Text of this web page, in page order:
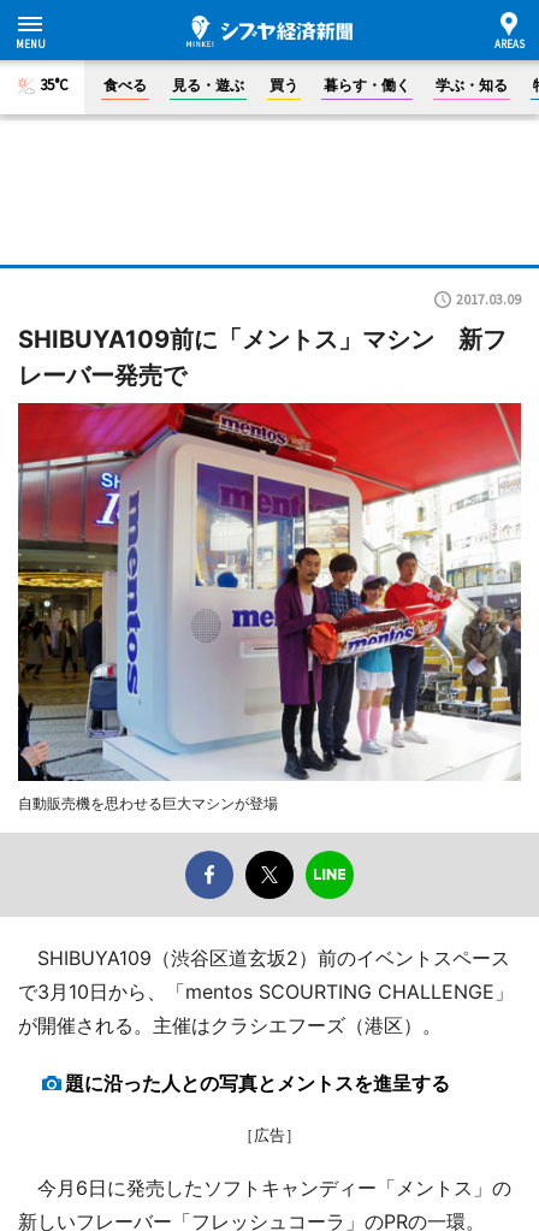
35°C 食べる 見る・遊ぶ 買う 暮らす・働く 学ぶ・知る
2017.03.09
SHIBUYA109前に「メントス」マシン 新フ
レーバー発売で
自動販売機を思わせる巨大マシンが登場
SHIBUYA109（渋谷区道玄坂2）前のイベントスペース
で3月10日から、「mentos SCOURTING CHALLENGE」
が開催される。主催はクラシエフーズ（港区）。
題に沿った人との写真とメントスを進呈する
［広告］
今月6日に発売したソフトキャンディー「メントス」の
新しいフレーバー「フレッシュコーラ」のPRの一環。